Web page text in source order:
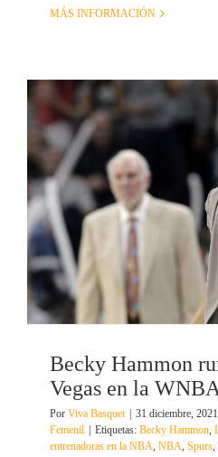
MÁS INFORMACIÓN
Becky Hammon
Vegas en la WNBA
Por Viva Basquet | 31 diciembre, 2021
Femenil | Etiquetas: Becky Hammon
entrenadoras en la NBA NBA Spurs